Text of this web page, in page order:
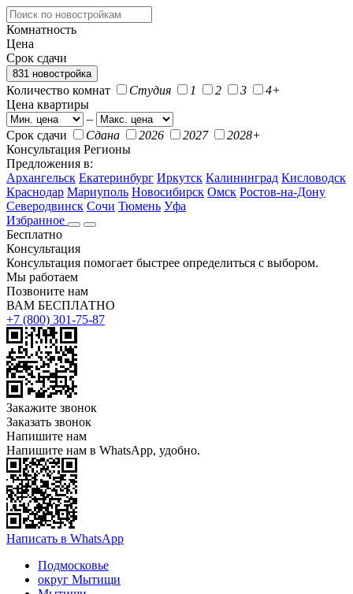
Комнатность
Цена
Срок сдачи
831 новостройка
Количество комнат Студия 1 2 3
4+
Цена квартиры
–
Срок сдачи
Сдана 2026 2027
2028+
Консультация Регионы
Предложения в:
Архангельск Екатеринбург Иркутск Калининград Кисловодск
Краснодар Мариуполь Новосибирск Омск Ростов-на-Дону
Северодвинск Сочи Тюмень Уфа
Избранное
Бесплатно
Консультация
Консультация помогает быстрее определиться с выбором.
Мы работаем
Позвоните нам
ВАМ БЕСПЛАТНО
+7 (800) 301-75-87
Закажите звонок
Заказать звонок
Напишите нам
Напишите нам в WhatsApp, удобно.
Написать в WhatsApp
Подмосковье
округ Мытищи